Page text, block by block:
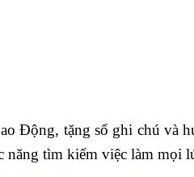
Động, tặng sổ ghi chú và
năng tìm kiếm việc làm mọi